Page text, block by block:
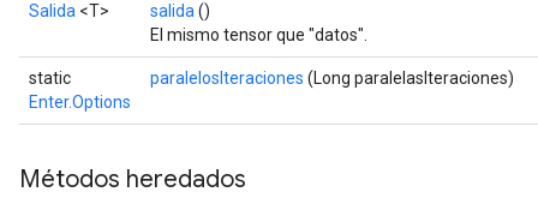
Salida <T> salida ()
El mismo tensor que "datos".
static
Enter.Options
paralelosIteraciones (Long paralelasIteraciones)
Métodos heredados